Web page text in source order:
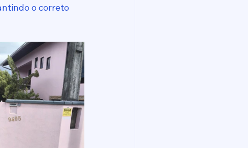
o correto